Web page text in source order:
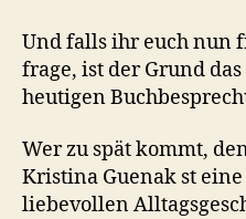
Und falls ihr euch nun
frage, ist der Grund
heutigen
Wer zu spät kommt,
Kristina Guenak st
liebevollen